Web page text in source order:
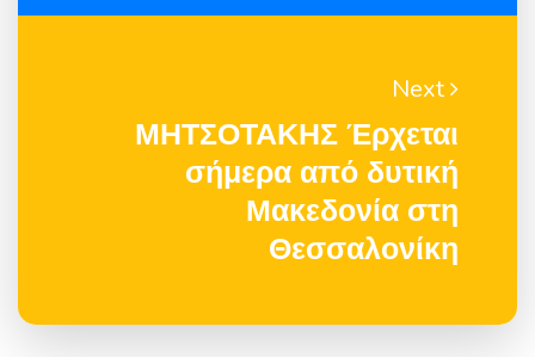
Next
ΜΗΤΣΟΤΑΚΗΣ Έρχεται
σήμερα από δυτική
Μακεδονία στη
Θεσσαλονίκη